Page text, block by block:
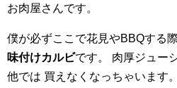
お肉屋さんです。
僕が必ずここで花見やBBQする
味付けカルビです。
肉厚ジュー
他では 買えなくなっちゃいます。